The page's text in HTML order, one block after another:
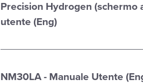
Precision Hydrogen (schermo
utente (Eng)
NM30LA - Manuale Utente